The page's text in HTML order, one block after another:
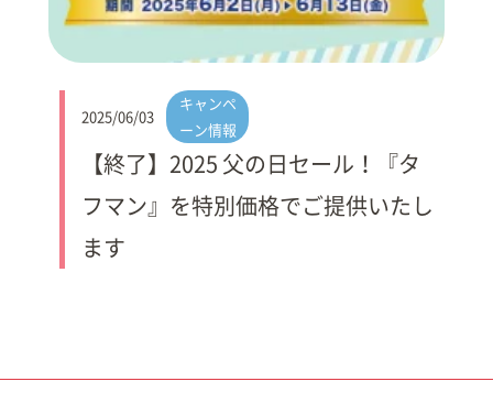
2025/06/03
キャンペ
ーン情報
【終了】2025 父の日セール！『タ
フマン』を特別価格でご提供いたし
ます